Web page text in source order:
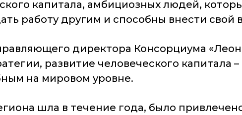
капитала, амбициозных людей,
работу другим и способны внести свой
директора Консорциума
развитие человеческого капитала
на мировом уровне.
шла в течение года, было